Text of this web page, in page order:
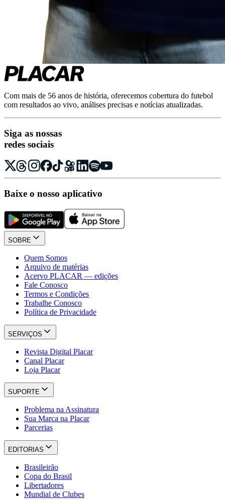
Com mais de 56 anos de história, oferecemos cobertura do futebol
com resultados ao vivo, análises precisas e notícias atualizadas.
Siga as nossas
redes sociais
Baixe o nosso aplicativo
SOBRE
Quem Somos
Arquivo de matérias
Acervo PLACAR — edições
Fale Conosco
Termos e Condições
Trabalhe Conosco
Política de Privacidade
SERVIÇOS
Revista Digital Placar
Canal Placar
Loja Placar
SUPORTE
Problema na Assinatura
Sua Marca na Placar
Parcerias
EDITORIAS
Brasileirão
Copa do Brasil
Libertadores
Mundial de Clubes